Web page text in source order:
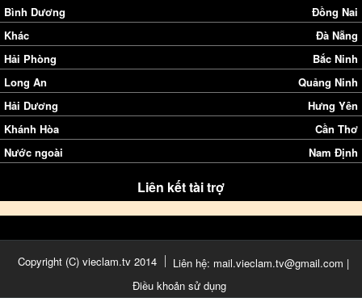
Bình Dương
Đồng Nai
Khác
Đà Nẵng
Hải Phòng
Bắc Ninh
Long An
Quảng Ninh
Hải Dương
Hưng Yên
Khánh Hòa
Cần Thơ
Nước ngoài
Nam Định
Liên kết tài trợ
Copyright (C) vieclam.tv 2014
Liên hệ: mail.vieclam.tv@gmail.com |
Điều khoản sử dụng